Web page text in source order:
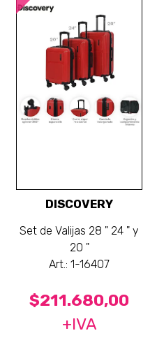
DISCOVERY
Set de Valijas 28 " 24 " y
20 "
Art.: 1-16407
$211.680,00
+IVA